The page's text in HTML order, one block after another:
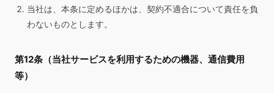
当社は、本条に定めるほかは、契約不適合について責任を負
わないものとします。
第12条（当社サービスを利用するための機器、通信費用
等）